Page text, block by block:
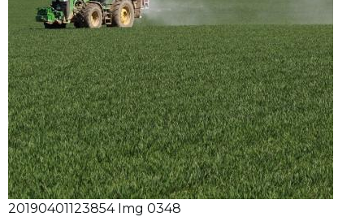
20190401123854 Img 0348